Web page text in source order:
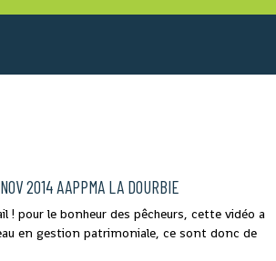
2014 AAPPMA LA DOURBIE
! pour le bonheur des pêcheurs, cette vidéo a
en gestion patrimoniale, ce sont donc de